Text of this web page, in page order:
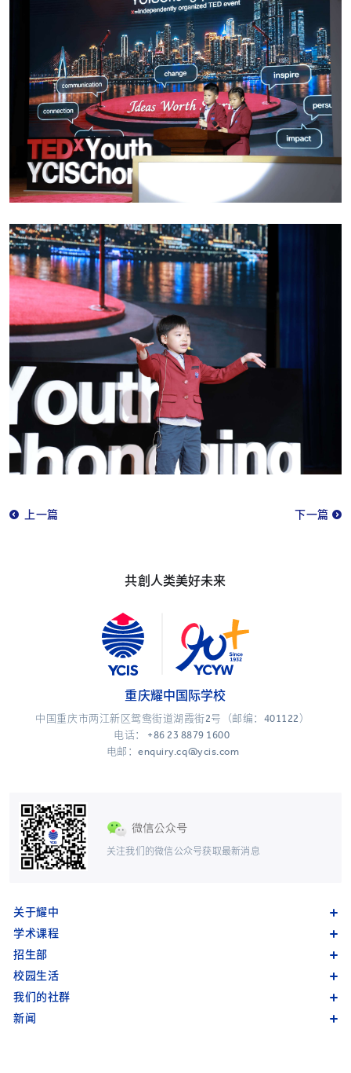
上一篇 下一篇
共創人类美好未来
关注我们的微信公众号获取最新消息
重庆耀中国际学校
中国重庆市两江新区鸳鸯街道湖霞街2号（邮编：401122）
电话： +86 23 8879 1600
电邮：enquiry.cq@ycis.com
关于耀中
学术课程
招生部
校园生活
我们的社群
新闻